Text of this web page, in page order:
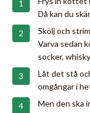
Då kan du
Skölj och
Varva sedan
socker,
Låt det stå
omgångar i
Men den ska